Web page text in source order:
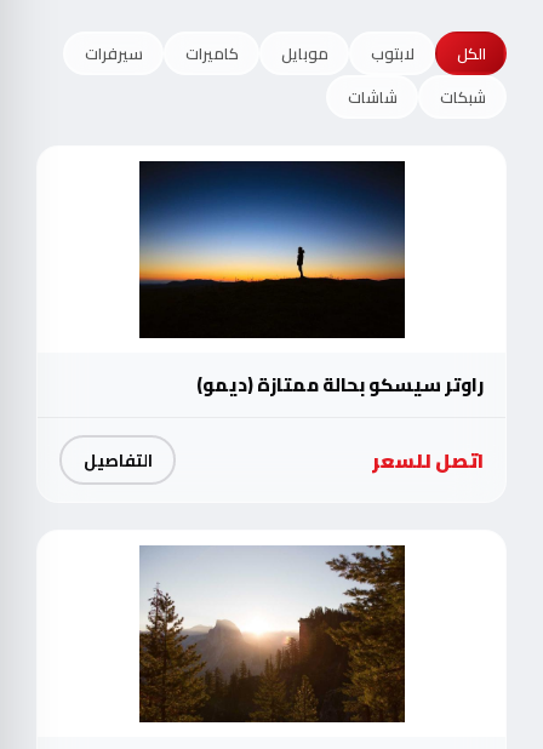
الكل لابتوب موبايل كاميرات
سيرفرات
شبكات
شاشات
راوتر سيسكو بحالة ممتازة (ديمو)
اتصل للسعر التفاصيل